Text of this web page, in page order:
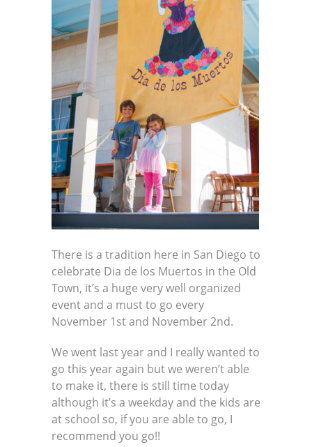
There is a tradition here in San Diego to
celebrate Dia de los Muertos in the Old
Town, it’s a huge very well organized
event and a must to go every
November 1st and November 2nd.
We went last year and I really wanted to
go this year again but we weren’t able
to make it, there is still time today
although it’s a weekday and the kids are
at school so, if you are able to go, I
recommend you go!!